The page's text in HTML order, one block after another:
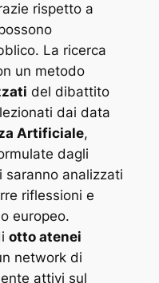
rispetto a
La ricerca
un metodo
del dibattito
dai data
Artificiale,
dagli
saranno analizzati
riflessioni e
europeo.
otto atenei
network di
attivi sul